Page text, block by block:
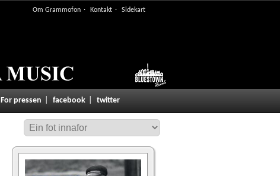
Om Grammofon Kontakt Sidekart
For pressen facebook twitter